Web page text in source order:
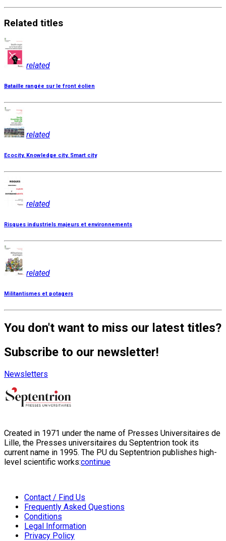
Related titles
related
Bataille rangée sur le front éolien
related
Ecocity, Knowledge city, Smart city
related
Risques industriels majeurs et environnements
related
Militantismes et potagers
You don't want to miss our latest titles?
Subscribe to our newsletter!
Newsletters
Created in 1971 under the name of Presses Universitaires de
Lille, the Presses universitaires du Septentrion took its
current name in 1995. The PU du Septentrion publishes high-
level scientific works:continue
Contact / Find Us
Frequently Asked Questions
Conditions
Legal Information
Privacy Policy